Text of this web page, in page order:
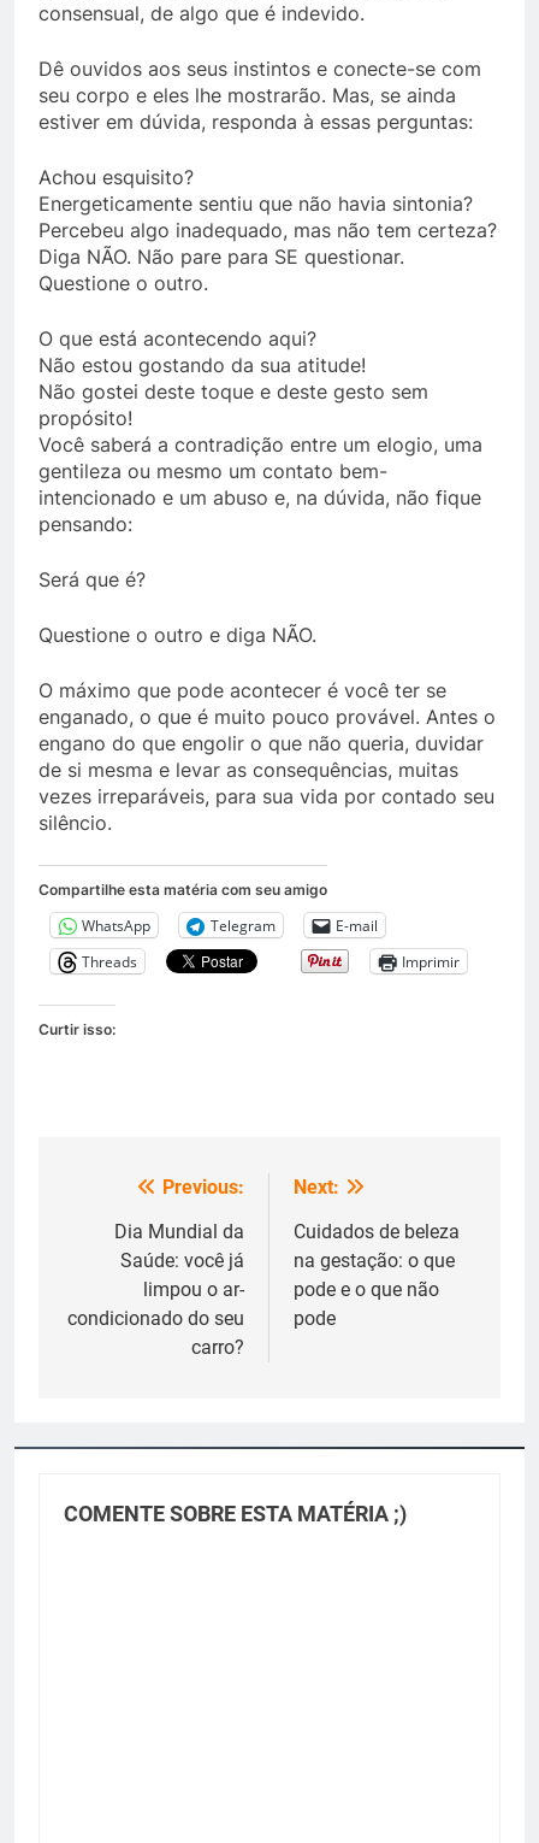
consensual, de algo que é indevido.
Dê ouvidos aos seus instintos e conecte-se com
seu corpo e eles lhe mostrarão. Mas, se ainda
estiver em dúvida, responda à essas perguntas:
Achou esquisito?
Energeticamente sentiu que não havia sintonia?
Percebeu algo inadequado, mas não tem certeza?
Diga NÃO. Não pare para SE questionar.
Questione o outro.
O que está acontecendo aqui?
Não estou gostando da sua atitude!
Não gostei deste toque e deste gesto sem
propósito!
Você saberá a contradição entre um elogio, uma
gentileza ou mesmo um contato bem-
intencionado e um abuso e, na dúvida, não fique
pensando:
Será que é?
Questione o outro e diga NÃO.
O máximo que pode acontecer é você ter se
enganado, o que é muito pouco provável. Antes o
engano do que engolir o que não queria, duvidar
de si mesma e levar as consequências, muitas
vezes irreparáveis, para sua vida por contado seu
silêncio.
Compartilhe esta matéria com seu amigo
WhatsApp Telegram
E-mail
Threads
Imprimir
Curtir isso:
Navegação
Previous:
Dia Mundial da
Saúde: você já
limpou o ar-
condicionado do seu
carro?
Next:
Cuidados de beleza
na gestação: o que
pode e o que não
pode
COMENTE SOBRE ESTA MATÉRIA ;)